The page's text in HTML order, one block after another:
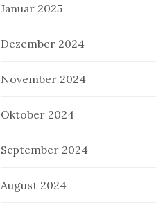
Januar 2025
Dezember 2024
November 2024
Oktober 2024
September 2024
August 2024